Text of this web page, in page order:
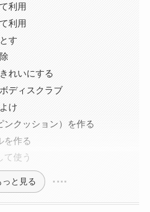
利用
利用
す
れいにする
ディスクラブ
け
ンクッション）を作る
を作る
て使う
っと見る